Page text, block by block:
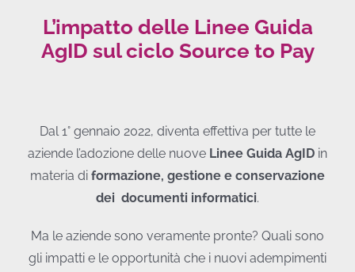
L’impatto delle Linee Guida
AgID sul ciclo Source to Pay
Dal 1° gennaio 2022, diventa effettiva per tutte le
aziende l’adozione delle nuove Linee Guida AgID in
materia di formazione, gestione e conservazione
dei documenti informatici.
Ma le aziende sono veramente pronte? Quali sono
gli impatti e le opportunità che i nuovi adempimenti